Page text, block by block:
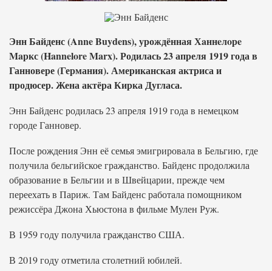
Энн Байденс (Anne Buydens), урождённая Хaннeлoрe
Maркс (Hannelore Marx). Родилась 23 апреля 1919 года в
Ганновере (Германия). Американская актриса и
продюсер. Жена актёра Кирка Дугласа.
Энн Байденс родилась 23 апреля 1919 года в немецком
городе Ганновер.
После рождения Энн её семья эмигрировала в Бельгию, где
получила бельгийское гражданство. Байденс продолжила
образование в Бельгии и в Швейцарии, прежде чем
переехать в Париж. Там Байденс работала помощником
режиссёра Джона Хьюстона в фильме Мулен Руж.
В 1959 году получила гражданство США.
В 2019 году отметила столетний юбилей.